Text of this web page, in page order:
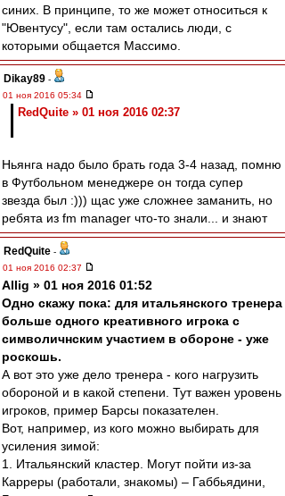
синих. В принципе, то же может относиться к
"Ювентусу", если там остались люди, с
которыми общается Массимо.
Dikay89 -
01 ноя 2016 05:34
RedQuite » 01 ноя 2016 02:37
Ньянга надо было брать года 3-4 назад, помню
в Футбольном менеджере он тогда супер
звезда был :))) щас уже сложнее заманить, но
ребята из fm manager что-то знали... и знают
RedQuite -
01 ноя 2016 02:37
Allig » 01 ноя 2016 01:52
Одно скажу пока: для итальянского тренера
больше одного креативного игрока с
символичнским участием в обороне - уже
роскошь.
А вот это уже дело тренера - кого нагрузить
обороной и в какой степени. Тут важен уровень
игроков, пример Барсы показателен.
Вот, например, из кого можно выбирать для
усиления зимой:
1. Итальянский кластер. Могут пойти из-за
Карреры (работали, знакомы) – Габбьядини,